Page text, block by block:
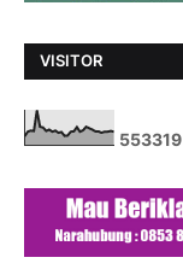
VISITOR
553319